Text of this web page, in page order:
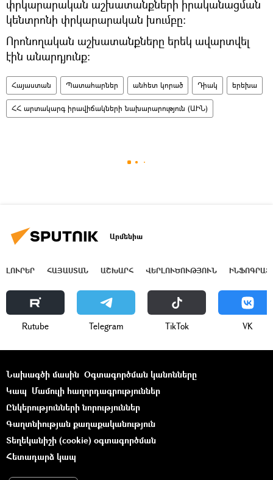
փրկարարական աշխատանքների իրականացման
կենտրոնի փրկարարական խումբը։
Որոնողական աշխատանքները երեկ ավարտվել
էին անարդյունք։
Հայաստան Պատահարներ անհետ կորած Դիակ երեխա
ՀՀ արտակարգ իրավիճակների նախարարություն (ԱԻՆ)
Արմենիա
ԼՈՒՐԵՐ ՀԱՅԱՍՏԱՆ ԱՇԽԱՐՀ ՎԵՐԼՈՒԾՈՒԹՅՈՒՆ
Rutube Telegram ТikТоk VK
Նախագծի մասին Օգտագործման կանոնները
Կապ Մամուլի հաղորդագրություններ
Ընկերությունների նորություններ
Գաղտնիության քաղաքականություն
Տեղեկանիշի (cookie) օգտագործման
Հետադարձ կապ